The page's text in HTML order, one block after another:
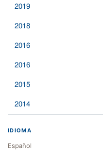
2019
2018
2016
2016
2015
2014
IDIOMA
Español